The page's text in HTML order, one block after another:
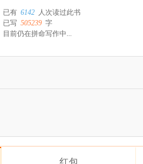
已有 6142 人次读过此书
已写 505239 字
目前仍在拼命写作中...
红包